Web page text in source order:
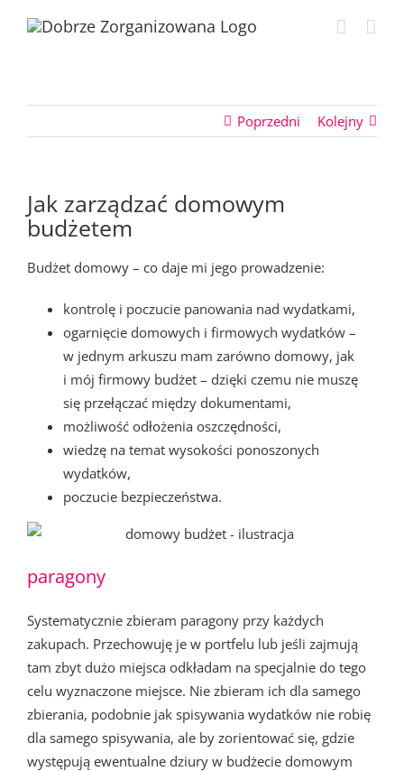
Poprzedni Kolejny
Jak zarządzać domowym
budżetem
Budżet domowy – co daje mi jego prowadzenie:
kontrolę i poczucie panowania nad wydatkami,
ogarnięcie domowych i firmowych wydatków –
w jednym arkuszu mam zarówno domowy, jak
i mój firmowy budżet – dzięki czemu nie muszę
się przełączać między dokumentami,
możliwość odłożenia oszczędności,
wiedzę na temat wysokości ponoszonych
wydatków,
poczucie bezpieczeństwa.
paragony
Systematycznie zbieram paragony przy każdych
zakupach. Przechowuję je w portfelu lub jeśli zajmują
tam zbyt dużo miejsca odkładam na specjalnie do tego
celu wyznaczone miejsce. Nie zbieram ich dla samego
zbierania, podobnie jak spisywania wydatków nie robię
dla samego spisywania, ale by zorientować się, gdzie
występują ewentualne dziury w budżecie domowym